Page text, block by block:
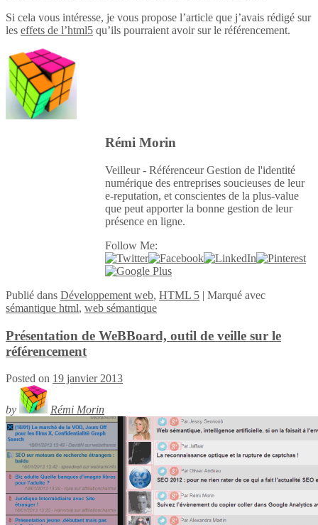
Si cela vous intéresse, je vous propose l’article que j’avais rédigé sur
les effets de l’html5 qu’ils pourraient avoir sur le référencement.
Rémi Morin
Veilleur - Référenceur Gestion de l'identité
numérique des entreprises soucieuses de leur
e-reputation, et conscientes de la plus-value
que peut apporter la bonne gestion de leur
présence en ligne.
Follow Me:
Publié dans Développement web, HTML 5 | Marqué avec
sémantique html, web sémantique
Présentation de WeBBoard, outil de veille sur le
référencement
Posted on 19 janvier 2013
by Rémi Morin